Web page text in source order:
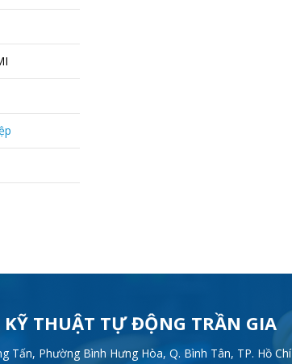
THUẬT TỰ ĐỘNG TRẦN GIA
Tấn, Phường Bình Hưng Hòa, Q. Bình Tân, TP. Hồ Chí